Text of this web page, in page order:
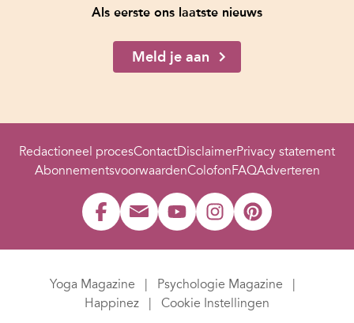
Als eerste ons laatste nieuws
Meld je aan
Redactioneel procesContactDisclaimerPrivacy statement
AbonnementsvoorwaardenColofonFAQAdverteren
Yoga Magazine
Psychologie Magazine
Happinez
Cookie Instellingen